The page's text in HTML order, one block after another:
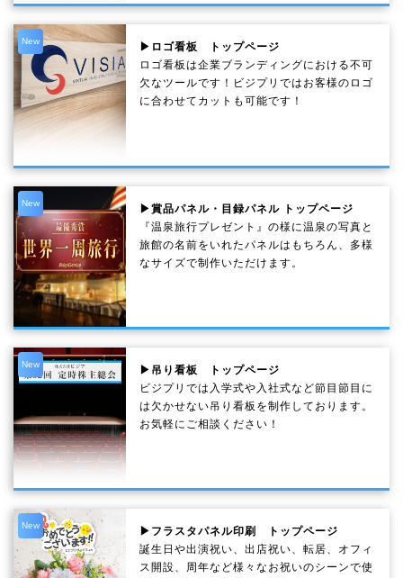
New
▶ロゴ看板 トップページ
ロゴ看板は企業ブランディングにおける不可
欠なツールです！ビジプリではお客様のロゴ
に合わせてカットも可能です！
New
▶賞品パネル・目録パネル トップページ
『温泉旅行プレゼント』の様に温泉の写真と
旅館の名前をいれたパネルはもちろん、多様
なサイズで制作いただけます。
New
▶吊り看板 トップページ
ビジプリでは入学式や入社式など節目節目に
は欠かせない吊り看板を制作しております。
お気軽にご相談ください！
New
▶フラスタパネル印刷 トップページ
誕生日や出演祝い、出店祝い、転居、オフィ
ス開設、周年など様々なお祝いのシーンで使